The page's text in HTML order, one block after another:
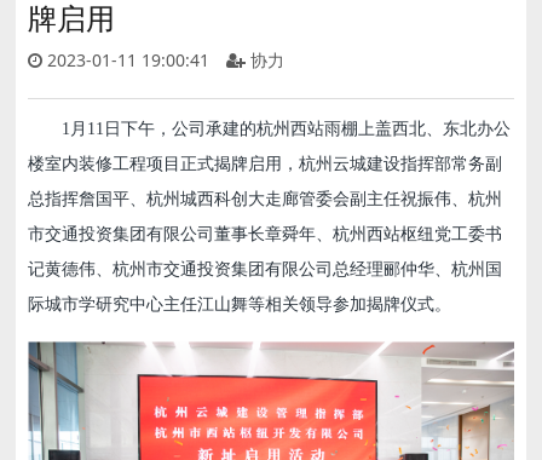
牌启用
2023-01-11 19:00:41 协力
1月11日下午，公司承建的杭州西站雨棚上盖西北、东北办公
楼室内装修工程项目正式揭牌启用，杭州云城建设指挥部常务副
总指挥詹国平、杭州城西科创大走廊管委会副主任祝振伟、杭州
市交通投资集团有限公司董事长章舜年、杭州西站枢纽党工委书
记黄德伟、杭州市交通投资集团有限公司总经理郦仲华、杭州国
际城市学研究中心主任江山舞等相关领导参加揭牌仪式。